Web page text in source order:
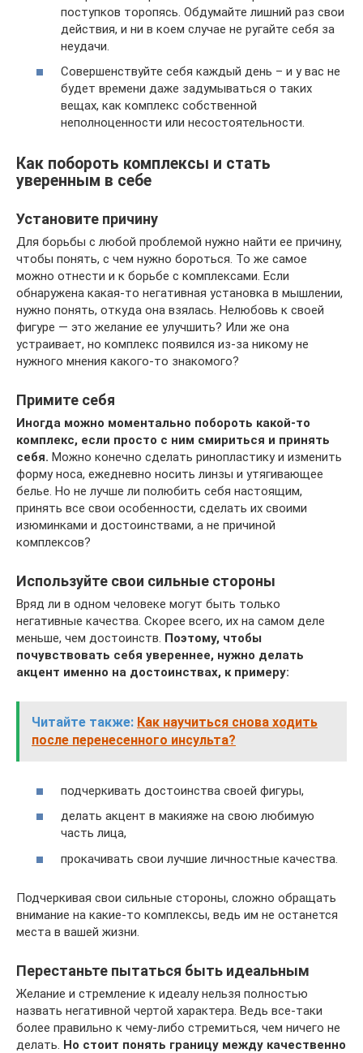
поступков торопясь. Обдумайте лишний раз свои
действия, и ни в коем случае не ругайте себя за
неудачи.
Совершенствуйте себя каждый день – и у вас не
будет времени даже задумываться о таких
вещах, как комплекс собственной
неполноценности или несостоятельности.
Как побороть комплексы и стать
уверенным в себе
Установите причину
Для борьбы с любой проблемой нужно найти ее причину,
чтобы понять, с чем нужно бороться. То же самое
можно отнести и к борьбе с комплексами. Если
обнаружена какая-то негативная установка в мышлении,
нужно понять, откуда она взялась. Нелюбовь к своей
фигуре — это желание ее улучшить? Или же она
устраивает, но комплекс появился из-за никому не
нужного мнения какого-то знакомого?
Примите себя
Иногда можно моментально побороть какой-то
комплекс, если просто с ним смириться и принять
себя. Можно конечно сделать ринопластику и изменить
форму носа, ежедневно носить линзы и утягивающее
белье. Но не лучше ли полюбить себя настоящим,
принять все свои особенности, сделать их своими
изюминками и достоинствами, а не причиной
комплексов?
Используйте свои сильные стороны
Вряд ли в одном человеке могут быть только
негативные качества. Скорее всего, их на самом деле
меньше, чем достоинств. Поэтому, чтобы
почувствовать себя увереннее, нужно делать
акцент именно на достоинствах, к примеру:
Читайте также: Как научиться снова ходить
после перенесенного инсульта?
подчеркивать достоинства своей фигуры,
делать акцент в макияже на свою любимую
часть лица,
прокачивать свои лучшие личностные качества.
Подчеркивая свои сильные стороны, сложно обращать
внимание на какие-то комплексы, ведь им не останется
места в вашей жизни.
Перестаньте пытаться быть идеальным
Желание и стремление к идеалу нельзя полностью
назвать негативной чертой характера. Ведь все-таки
более правильно к чему-либо стремиться, чем ничего не
делать. Но стоит понять границу между качественно